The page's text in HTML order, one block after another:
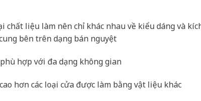
chất liệu làm nên chỉ khác nhau về kiểu dáng và
bên trên dạng bán nguyệt
hợp với đa dạng không gian
hơn các loại cửa được làm bằng vật liệu khác